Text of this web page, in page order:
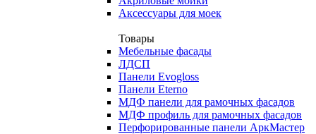
Аксессуары для моек
Товары
Мебельные фасады
ЛДСП
Панели Evogloss
Панели Eterno
МДФ панели для рамочных фасадов
МДФ профиль для рамочных фасадов
Перфорированные панели АркМастер